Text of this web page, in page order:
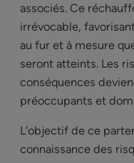
associés. Ce
irrévocable,
au fur et à mesure
seront atteints. Les
conséquences
préoccupants et
L’objectif de ce
connaissance des